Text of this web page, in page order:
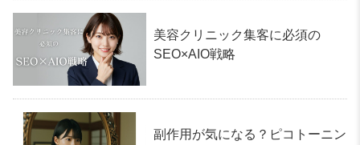
美容クリニック集客に必須の
SEO×AIO戦略
副作用が気になる？ピコトーニン